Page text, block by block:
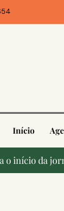
Início
o início da